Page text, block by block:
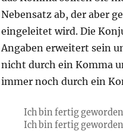
Nebensatz ab, der aber
eingeleitet wird. Die
Angaben erweitert sein
nicht durch ein Komma
immer noch durch ein
Ich bin fertig
Ich bin fertig